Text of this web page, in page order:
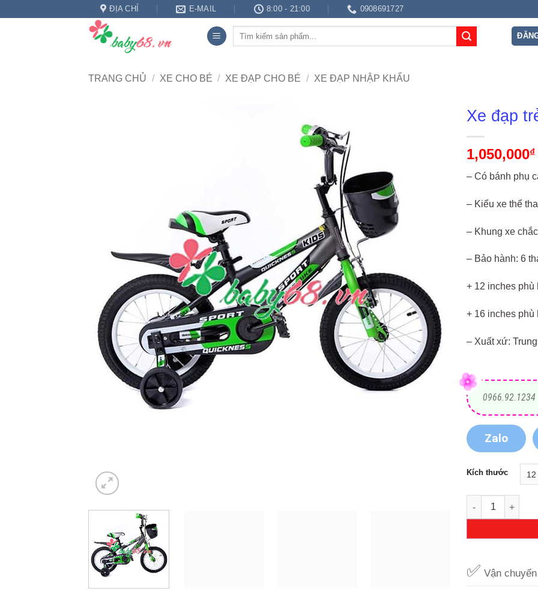
ĐỊA CHỈ E-MAIL 8:00 - 21:00 0908691727
Tìm
TRANG CHỦ / XE CHO BÉ / XE ĐẠP CHO BÉ / XE ĐẠP NHẬP KHẨU
Xe đạp
1,050,000₫
– Có bánh phụ
– Kiểu xe thể
– Khung xe
– Bảo hành: 6
+ 12 inches
+ 16 inches
– Xuất xứ:
0966.92.1234
Zalo
Kích thước
Xe đạp trẻ em
✅ Vận